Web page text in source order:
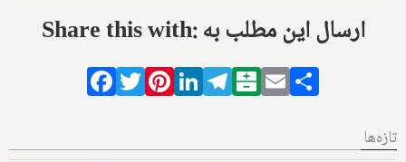
Share this with: ارسال این مطلب به
Facebook
TwitterPinterestLinkedIn
Telegram
Balatarin
Email
تازه‌ها